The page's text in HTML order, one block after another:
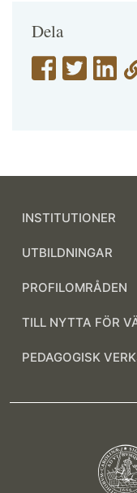
Dela
INSTITUTIONER
UTBILDNINGAR
PROFILOMRÅDEN
TILL NYTTA FÖR
PEDAGOGISK